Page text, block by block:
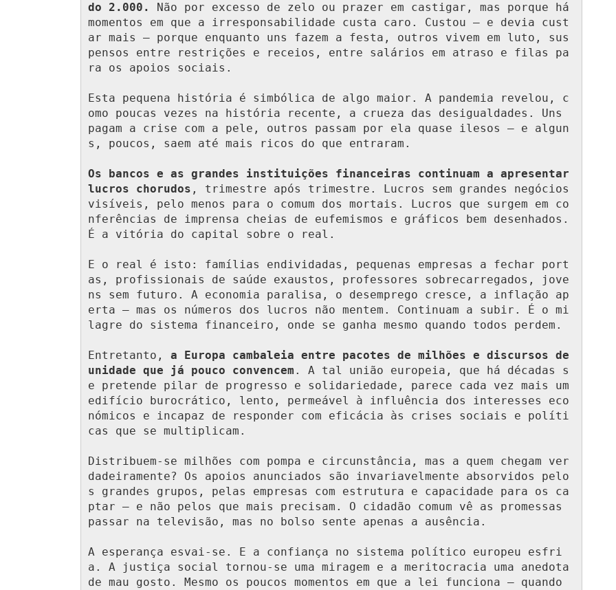
do 2.000.
Não por excesso de zelo ou prazer em castigar, mas porque há
momentos em que a irresponsabilidade custa caro. Custou — e devia cust
ar mais — porque enquanto uns fazem a festa, outros vivem em luto, sus
pensos entre restrições e receios, entre salários em atraso e filas pa
ra os apoios sociais.
Esta pequena história é simbólica de algo maior. A pandemia revelou, c
omo poucas vezes na história recente, a crueza das desigualdades. Uns
pagam a crise com a pele, outros passam por ela quase ilesos — e algun
s, poucos, saem até mais ricos do que entraram.
Os bancos e as grandes instituições financeiras continuam a apresentar
lucros chorudos , trimestre após trimestre. Lucros sem grandes negócios
visíveis, pelo menos para o comum dos mortais. Lucros que surgem em co
nferências de imprensa cheias de eufemismos e gráficos bem desenhados.
É a vitória do capital sobre o real.
E o real é isto: famílias endividadas, pequenas empresas a fechar port
as, profissionais de saúde exaustos, professores sobrecarregados, jove
ns sem futuro. A economia paralisa, o desemprego cresce, a inflação ap
erta — mas os números dos lucros não mentem. Continuam a subir. É o mi
lagre do sistema financeiro, onde se ganha mesmo quando todos perdem.
Entretanto, a Europa cambaleia entre pacotes de milhões e discursos de
unidade que já pouco convencem . A tal união europeia, que há décadas s
e pretende pilar de progresso e solidariedade, parece cada vez mais um
edifício burocrático, lento, permeável à influência dos interesses eco
nómicos e incapaz de responder com eficácia às crises sociais e políti
cas que se multiplicam.
Distribuem-se milhões com pompa e circunstância, mas a quem chegam ver
dadeiramente? Os apoios anunciados são invariavelmente absorvidos pelo
s grandes grupos, pelas empresas com estrutura e capacidade para os ca
ptar — e não pelos que mais precisam. O cidadão comum vê as promessas
passar na televisão, mas no bolso sente apenas a ausência.
A esperança esvai-se. E a confiança no sistema político europeu esfri
a. A justiça social tornou-se uma miragem e a meritocracia uma anedota
de mau gosto. Mesmo os poucos momentos em que a lei funciona — quando